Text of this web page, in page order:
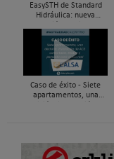
EasySTH de Standard
Hidráulica: nueva
de expansión para
tuberías PEX
Caso de éxito - Siete
apartamentos, una